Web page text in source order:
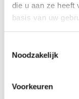
die u aan ze heeft
basis van uw
Noodzakelijk
Voorkeuren
08:30 tot 17:00
Bel Anca